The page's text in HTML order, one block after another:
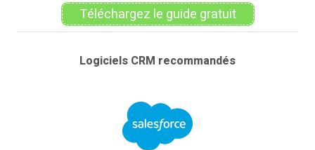
Téléchargez le guide gratuit
Logiciels CRM recommandés